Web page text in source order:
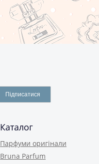
Підписатися
Каталог
Парфуми оригінали
Bruna Parfum